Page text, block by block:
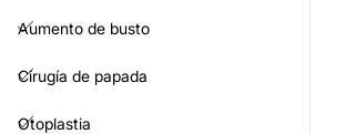
Aumento de busto
Cirugía de papada
Otoplastia